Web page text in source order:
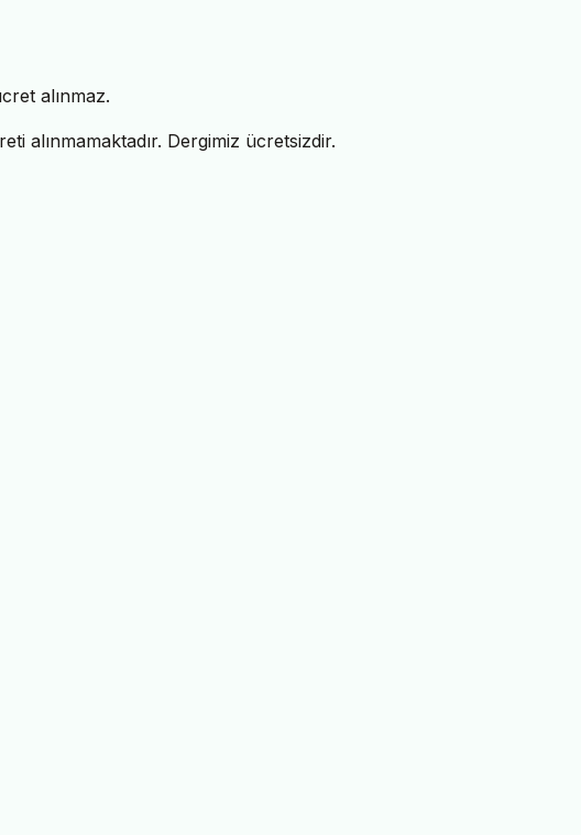
alınmaz.
alınmamaktadır. Dergimiz ücretsizdir.